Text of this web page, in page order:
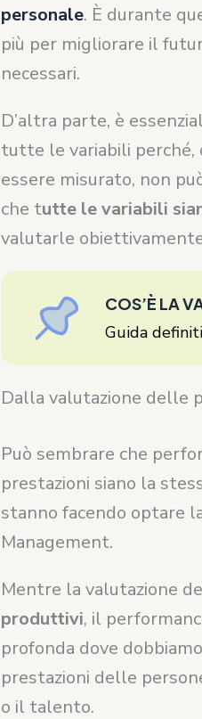
personale. È durante
più per migliorare il
necessari.
D’altra parte, è
tutte le variabili perché,
essere misurato, non
che tutte le variabili
valutarle
COS’È LA
Guida
Dalla valutazione delle
Può sembrare che
prestazioni siano la
stanno facendo optare
Management.
Mentre la valutazione
produttivi, il
profonda dove
prestazioni delle
o il talento.